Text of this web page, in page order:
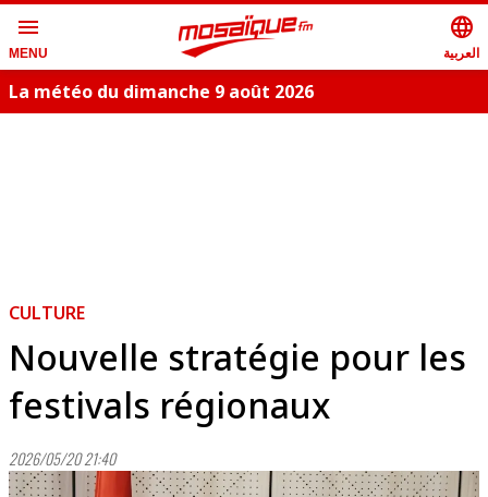
menu
MENU
language
العربية
La météo du dimanche 9 août 2026
CULTURE
Nouvelle stratégie pour les
festivals régionaux
2026/05/20 21:40